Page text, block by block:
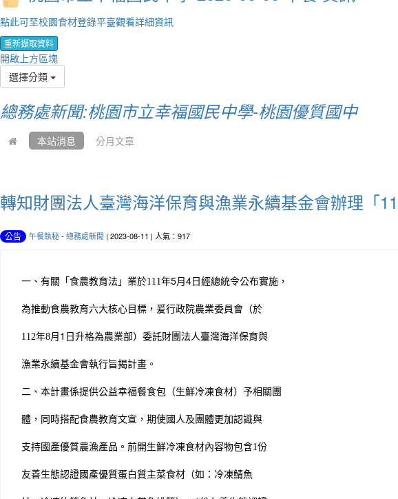
點此可至校園食材登錄平臺觀看詳細資訊
重新擷取資料
開啟上方區塊
選擇分類
總務處新聞:桃園市立幸福國民中學-桃園優質國中
本站消息 分月文章
轉知財團法人臺灣海洋保育與漁業永續基金會辦理「
公告 午餐執秘- 總務處新聞 | 2023-08-11 | 人氣：917
一、有關「食農教育法」業於111年5月4日經總統令公布實施，
為推動食農教育六大核心目標，爰行政院農業委員會（於
112年8月1日升格為農業部）委託財團法人臺灣海洋保育與
漁業永續基金會執行旨揭計畫。
二、本計畫係提供公益幸福餐食包（生鮮冷凍食材）予相關團
體，同時搭配食農教育文宣，期使國人及團體更加認識與
支持國產優質農漁產品。前開生鮮冷凍食材內容物包含1份
友善生態認證國產優質蛋白質主菜食材（如：冷凍鯖魚